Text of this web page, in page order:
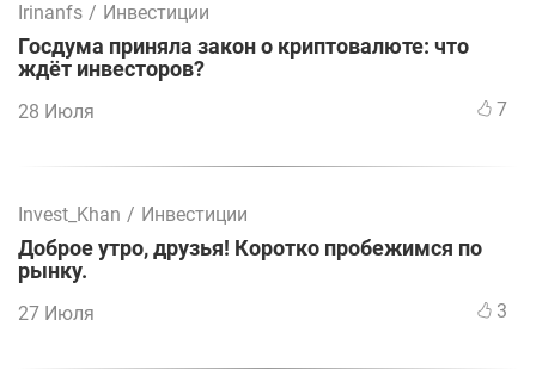
Irinanfs / Инвестиции
Госдума приняла закон о криптовалюте: что
ждёт инвесторов?
28 Июля 7
Invest_Khan / Инвестиции
Доброе утро, друзья! Коротко пробежимся по
рынку.
27 Июля 3